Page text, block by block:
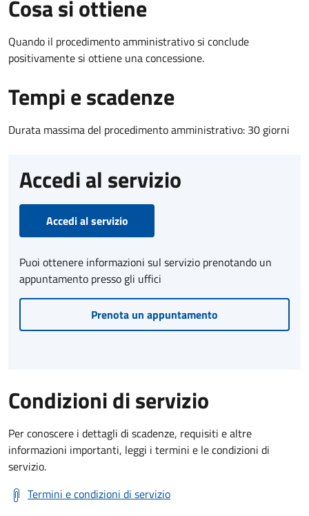
Cosa si ottiene
Quando il procedimento amministrativo si conclude
positivamente si ottiene una concessione.
Tempi e scadenze
Durata massima del procedimento amministrativo: 30 giorni
Accedi al servizio
Accedi al servizio
Puoi ottenere informazioni sul servizio prenotando un
appuntamento presso gli uffici
Prenota un appuntamento
Condizioni di servizio
Per conoscere i dettagli di scadenze, requisiti e altre
informazioni importanti, leggi i termini e le condizioni di
servizio.
Termini e condizioni di servizio